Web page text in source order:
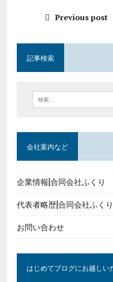
Previous post
記事検索
会社案内など
企業情報|合同会社ふくり
代表者略歴|合同会社ふくり
お問い合わせ
はじめてブログにお越しい